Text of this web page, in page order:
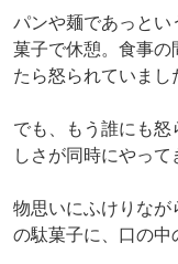
パンや麺であっと
菓子で休憩。食事
たら怒られていまし
でも、もう誰にも
しさが同時にやって
物思いにふけりな
の駄菓子に、口の中